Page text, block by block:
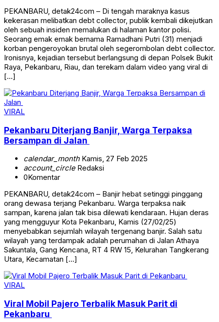
PEKANBARU, detak24com – Di tengah maraknya kasus
kekerasan melibatkan debt collector, publik kembali dikejutkan
oleh sebuah insiden memalukan di halaman kantor polisi.
Seorang emak emak bernama Ramadhani Putri (31) menjadi
korban pengeroyokan brutal oleh segerombolan debt collector.
Ironisnya, kejadian tersebut berlangsung di depan Polsek Bukit
Raya, Pekanbaru, Riau, dan terekam dalam video yang viral di
[…]
VIRAL
Pekanbaru Diterjang Banjir, Warga Terpaksa
Bersampan di Jalan
calendar_monthKamis, 27 Feb 2025
account_circleRedaksi
0Komentar
PEKANBARU, detak24com – Banjir hebat setinggi pinggang
orang dewasa terjang Pekanbaru. Warga terpaksa naik
sampan, karena jalan tak bisa dilewati kendaraan. Hujan deras
yang mengguyur Kota Pekanbaru, Kamis (27/02/25)
menyebabkan sejumlah wilayah tergenang banjir. Salah satu
wilayah yang terdampak adalah perumahan di Jalan Athaya
Sakuntala, Gang Kencana, RT 4 RW 15, Kelurahan Tangkerang
Utara, Kecamatan […]
VIRAL
Viral Mobil Pajero Terbalik Masuk Parit di
Pekanbaru